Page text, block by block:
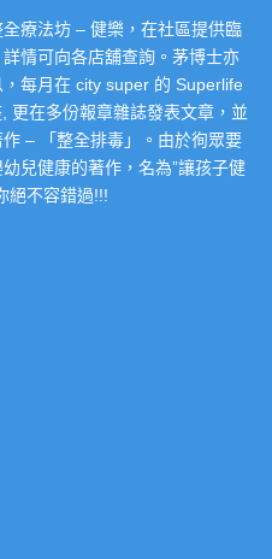
療法坊 – 健樂，在社區提供臨
情可向各店舖查詢。茅博士亦
每月在 city super 的 Superlife
更在多份報章雜誌發表文章，並
– 「整全排毒」。由於徇眾要
兒健康的著作，名為”讓孩子健
絕不容錯過!!!